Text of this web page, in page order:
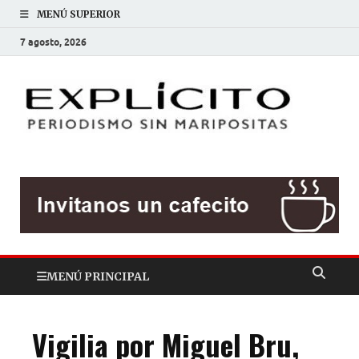
MENÚ SUPERIOR
7 agosto, 2026
MENÚ PRINCIPAL
Vigilia por Miguel Bru,